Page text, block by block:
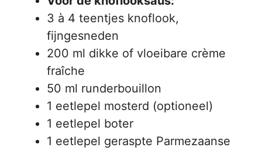
3 à 4 teentjes knoflook,
fijngesneden
200 ml dikke of vloeibare crème
fraîche
50 ml runderbouillon
1 eetlepel mosterd (optioneel)
1 eetlepel boter
1 eetlepel geraspte Parmezaanse